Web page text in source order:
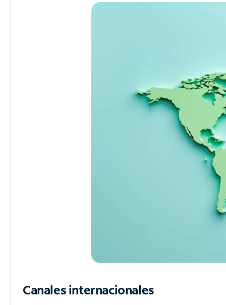
Canales internacionales